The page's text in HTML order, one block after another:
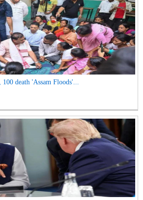
death 'Assam Floods'...